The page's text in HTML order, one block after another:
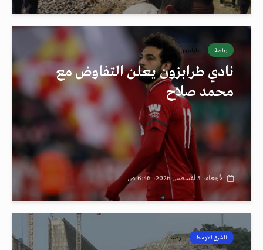
رياضة طرابزون
نادي طرابزون يعلن التفاوض مع
محمد صلاح
الأربعاء، 5 أغسطس 2026، 6:46 ص
الشرق الاوسط رصد